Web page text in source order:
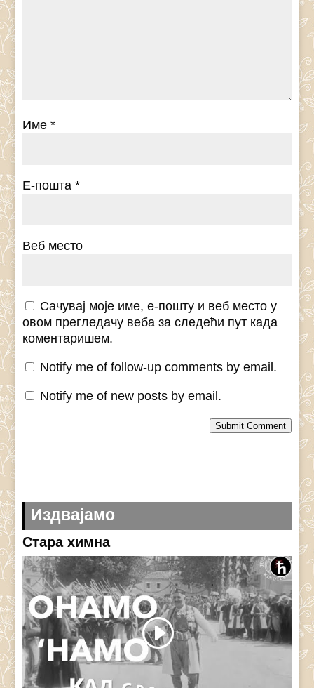
Име*
Е-пошта*
Веб место
Сачувај моје име, е-пошту и веб место у
овом прегледачу веба за следећи пут када
коментаришем.
Notify me of follow-up comments by email.
Notify me of new posts by email.
Submit Comment
Издвајамо
Стара химна